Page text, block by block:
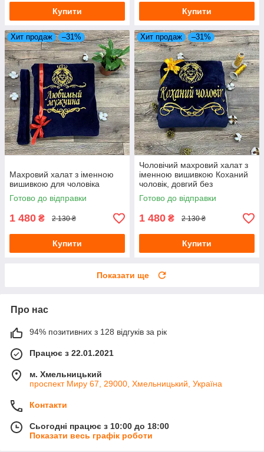
Купити Купити
Хит продаж –31%
Махровий халат з іменною
вишивкою для чоловіка
Готово до відправки
1 480 ₴ 2 130 ₴
Купити
Хит продаж –31%
Чоловічий махровий халат з
іменною вишивкою Коханий
чоловік, довгий без
капюшона
Готово до відправки
1 480 ₴ 2 130 ₴
Купити
Показати ще
Про нас
94% позитивних з 128 відгуків за рік
Працює з 22.01.2021
м. Хмельницький
проспект Миру 67, 29000, Хмельницький, Україна
Контакти
Сьогодні працює з 10:00 до 18:00
Показати весь графік роботи